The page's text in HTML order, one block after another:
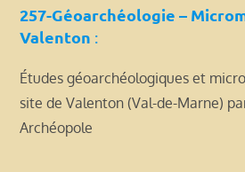
257-Géoarchéologie –
Valenton :
Études géoarchéologiques et
site de Valenton (Val-de-Marne)
Archéopole